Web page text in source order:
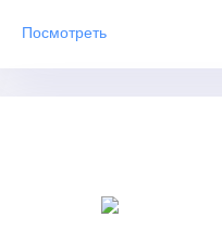
Посмотреть